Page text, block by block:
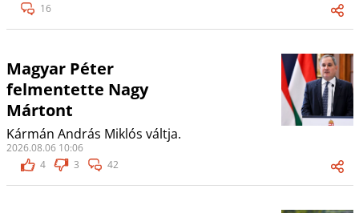
16
Magyar Péter
felmentette Nagy
Mártont
Kármán András Miklós váltja.
2026.08.06 10:06
4
3 42